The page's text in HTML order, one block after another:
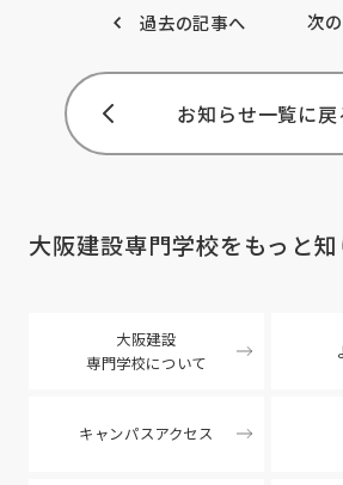
過去の記事へ 次
お知らせ一覧に戻
大阪建設専門学校をもっと
大阪建設
専門学校について
キャンパスアクセス